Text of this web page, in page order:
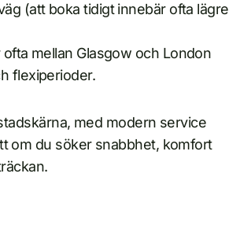
(att boka tidigt innebär ofta lägre
mellan Glasgow och London
flexiperioder.
med modern service
om du söker snabbhet, komfort